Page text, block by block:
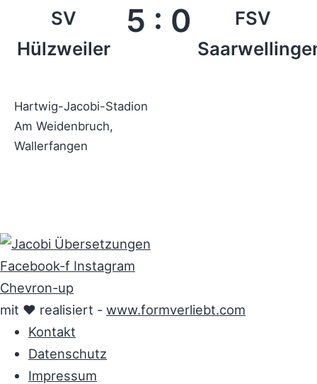
SV
Hülzweiler
5 : 0
FSV
Hartwig-Jacobi-Stadion
Am Weidenbruch,
Wallerfangen
Facebook-f Instagram
Chevron-up
mit ♥ realisiert - www.formverliebt.com
Kontakt
Datenschutz
Impressum